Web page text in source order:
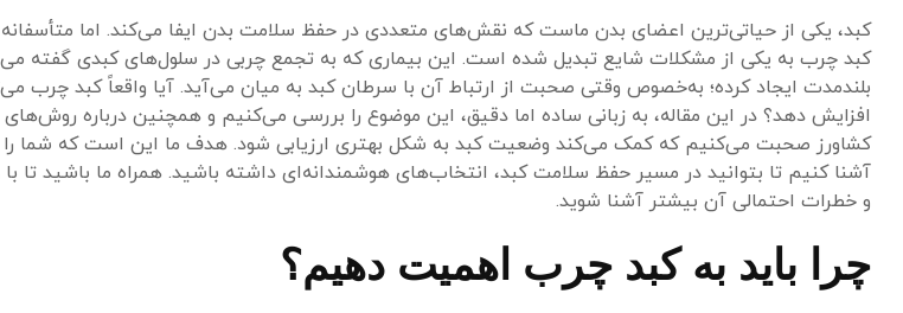
کبد، یکی از حیاتی‌ترین اعضای بدن ماست که نقش‌های متعددی در حفظ سلامت بدن ایفا می‌کند. اما متأسفانه
کبد چرب به یکی از مشکلات شایع تبدیل شده است. این بیماری که به تجمع چربی در سلول‌های کبدی گفته
بلندمدت ایجاد کرده؛ به‌خصوص وقتی صحبت از ارتباط آن با سرطان کبد به میان می‌آید. آیا واقعاً کبد چرب
افزایش دهد؟ در این مقاله، به زبانی ساده اما دقیق، این موضوع را بررسی می‌کنیم و همچنین درباره روش‌های
کشاورز صحبت می‌کنیم که کمک می‌کند وضعیت کبد به شکل بهتری ارزیابی شود. هدف ما این است که شما را
آشنا کنیم تا بتوانید در مسیر حفظ سلامت کبد، انتخاب‌های هوشمندانه‌ای داشته باشید. همراه ما باشید تا
و خطرات احتمالی آن بیشتر آشنا شوید.
چرا باید به کبد چرب اهمیت دهیم؟